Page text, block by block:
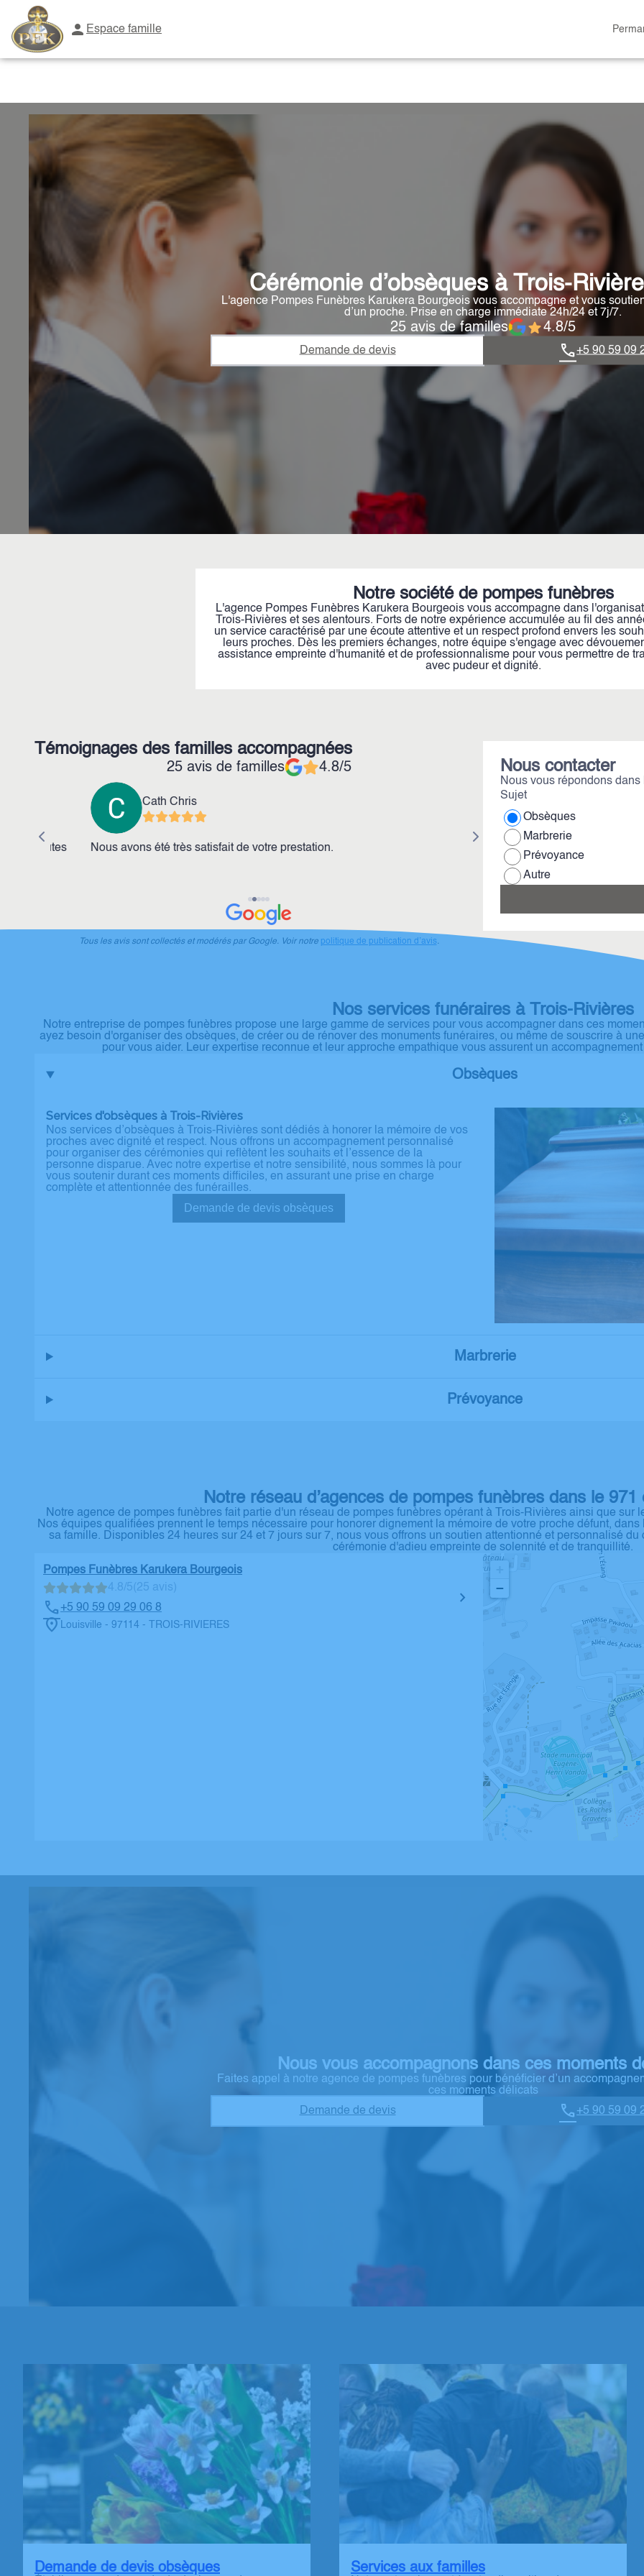
Espace famille
NOTRE HISTOIRE NOS SERVICES
Cérémonie d’obsèques à Trois-
L'agence Pompes Funèbres Karukera Bourgeois vous accompagne et vous
d’un proche. Prise en charge immédiate 24h/24 et 7j/7.
25 avis de familles 4.8/5
Demande de devis +5 90 59 09
Notre société de pompes funèbres
L'agence Pompes Funèbres Karukera Bourgeois vous accompagne dans
Trois-Rivières et ses alentours. Forts de notre expérience accumulée au fil des
un service caractérisé par une écoute attentive et un respect profond envers les
leurs proches. Dès les premiers échanges, notre équipe s'engage avec
assistance empreinte d'humanité et de professionnalisme pour vous permettre de
avec pudeur et dignité.
Témoignages des familles accompagnées
25 avis de familles 4.8/5
Cath Chris
Nous avons été très satisfait de votre prestation.
SABRINA ASSOR 1
Tout le personnel est d une
Toutes mes demandes ont été
conseils son tres appréciables.
Tous les avis sont collectés et modérés par Google. Voir notre politique de publication d’avis.
Nous contacter
Nous vous répondons
Sujet
Obsèques
Marbrerie
Prévoyance
Autre
Nos services funéraires à Trois-Rivières
Notre entreprise de pompes funèbres propose une large gamme de services pour vous accompagner dans ces
ayez besoin d'organiser des obsèques, de créer ou de rénover des monuments funéraires, ou même de souscrire à
pour vous aider. Leur expertise reconnue et leur approche empathique vous assurent un
Obsèques
Services d'obsèques à Trois-Rivières
Nos services d’obsèques à Trois-Rivières sont dédiés à honorer la mémoire de vos
proches avec dignité et respect. Nous offrons un accompagnement personnalisé
pour organiser des cérémonies qui reflètent les souhaits et l’essence de la
personne disparue. Avec notre expertise et notre sensibilité, nous sommes là pour
vous soutenir durant ces moments difficiles, en assurant une prise en charge
complète et attentionnée des funérailles.
Demande de devis obsèques
Marbrerie
Prévoyance
Notre réseau d’agences de pompes funèbres dans le
Notre agence de pompes funèbres fait partie d'un réseau de pompes funèbres opérant à Trois-Rivières ainsi que sur
Nos équipes qualifiées prennent le temps nécessaire pour honorer dignement la mémoire de votre proche défunt,
sa famille. Disponibles 24 heures sur 24 et 7 jours sur 7, nous vous offrons un soutien attentionné et personnalisé
cérémonie d'adieu empreinte de solennité et de tranquillité.
Pompes Funèbres Karukera Bourgeois
4.8/5(25 avis)
+5 90 59 09 29 06 8
Louisville - 97114 - TROIS-RIVIERES
−
Nous vous accompagnons dans ces moments
Faites appel à notre agence de pompes funèbres pour bénéficier d’un
ces moments délicats
Demande de devis
+5 90 59 09
Demande de devis obsèques Services aux familles